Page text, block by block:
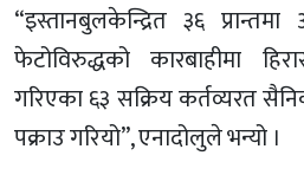
“इस्तानबुलकेन्द्रित ३६
फेटोविरुद्धको कारबाहीमा
गरिएका ६३ सक्रिय कर्तव्यरत
पक्राउ गरियो”, एनादोलुले भन्यो ।